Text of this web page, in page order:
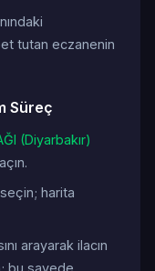
tutan eczanenin
Süreç
(Diyarbakır)
açın.
harita
arayarak ilacın
bu sayede